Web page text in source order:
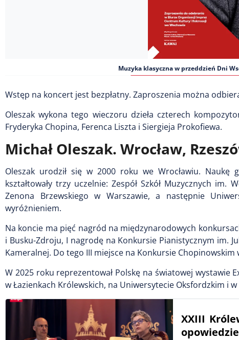
Muzyka klasyczna w przeddzień Dni
Wstęp na koncert jest bezpłatny. Zaproszenia można
Oleszak wykona tego wieczoru dzieła czterech
Fryderyka Chopina, Ferenca Liszta i Siergieja Prokofiewa.
Michał Oleszak. Wrocław,
Oleszak urodził się w 2000 roku we Wrocławiu.
kształtowały trzy uczelnie: Zespół Szkół Muzycznych im.
Zenona Brzewskiego w Warszawie, a następnie
wyróżnieniem.
Na koncie ma pięć nagród na międzynarodowych
i Busku-Zdroju, I nagrodę na Konkursie Pianistycznym im.
Kameralnej. Do tego III miejsce na Konkursie Chopinowskim
W 2025 roku reprezentował Polskę na światowej wystawie
w Łazienkach Królewskich, na Uniwersytecie Oksfordzkim i
XXIII